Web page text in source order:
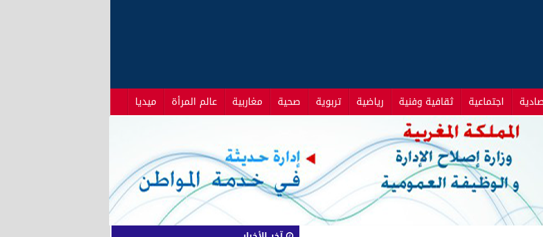
اجتماعية ثقافية وفنية رياضية تربوية صحية مغاربية عالم المرأة ميديا